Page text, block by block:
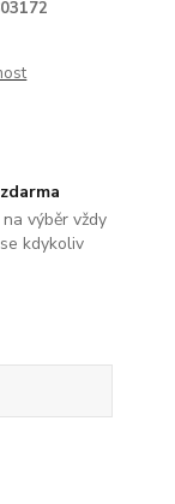
výběr vždy
kdykoliv